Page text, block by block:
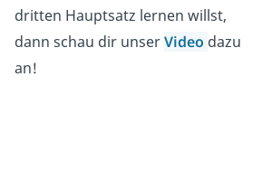
dritten Hauptsatz lernen willst,
dann schau dir unserVideo dazu
an!